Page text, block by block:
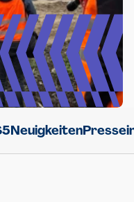
Neuigkeiten